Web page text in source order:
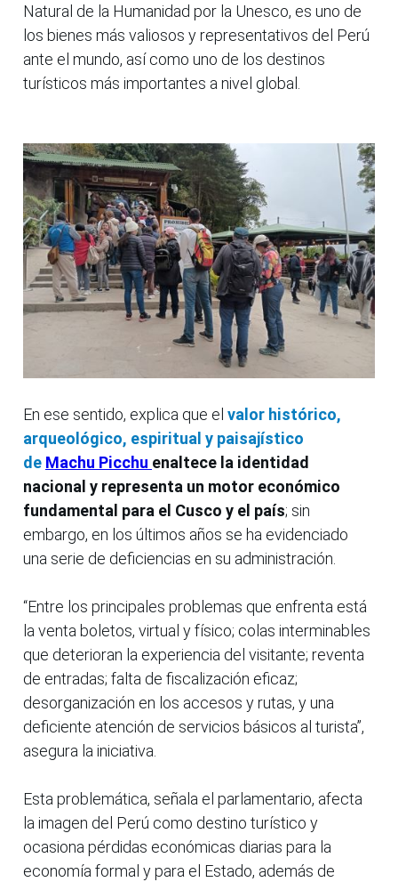
Natural de la Humanidad por la Unesco, es uno de
los bienes más valiosos y representativos del Perú
ante el mundo, así como uno de los destinos
turísticos más importantes a nivel global.
En ese sentido, explica que el valor histórico,
arqueológico, espiritual y paisajístico
de Machu Picchu enaltece la identidad
nacional y representa un motor económico
fundamental para el Cusco y el país; sin
embargo, en los últimos años se ha evidenciado
una serie de deficiencias en su administración.
“Entre los principales problemas que enfrenta está
la venta boletos, virtual y físico; colas interminables
que deterioran la experiencia del visitante; reventa
de entradas; falta de fiscalización eficaz;
desorganización en los accesos y rutas, y una
deficiente atención de servicios básicos al turista”,
asegura la iniciativa.
Esta problemática, señala el parlamentario, afecta
la imagen del Perú como destino turístico y
ocasiona pérdidas económicas diarias para la
economía formal y para el Estado, además de